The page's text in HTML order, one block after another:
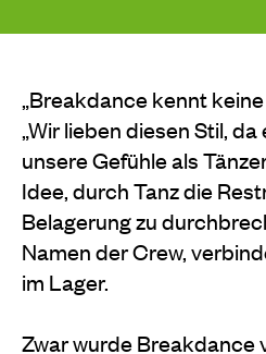
„Breakdance kennt keine
„Wir lieben diesen Stil,
unsere Gefühle als
Idee, durch Tanz die
Belagerung zu
Namen der Crew,
im Lager.
Zwar wurde Breakdance